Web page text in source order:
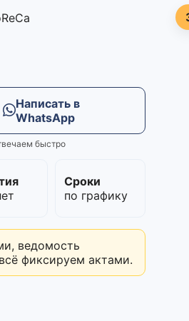
Написать в
WhatsApp
быстро
Сроки
по графику
ведомость
фиксируем актами.